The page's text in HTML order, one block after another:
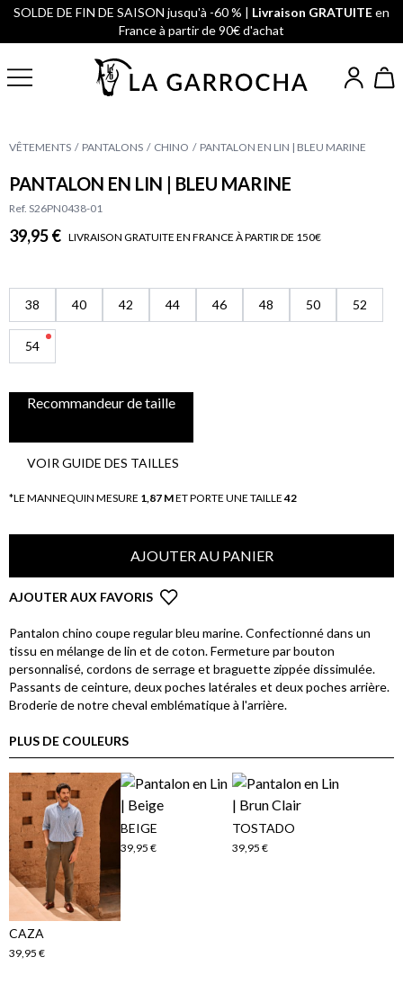
SOLDE DE FIN DE SAISON jusqu'à -60 % | Livraison GRATUITEen
France à partir de 90€ d'achat
VÊTEMENTS PANTALONS CHINO PANTALON EN LIN | BLEU MARINE
PANTALON EN LIN | BLEU MARINE
Ref. S26PN0438-01
39,95 € LIVRAISON GRATUITE EN FRANCE À PARTIR DE 150€
38 40 42 44 46 48 50 52
54
Recommandeur de taille
VOIR GUIDE DES TAILLES
*LE MANNEQUIN MESURE 1,87 MET PORTE UNE TAILLE42
AJOUTER AU PANIER
AJOUTER AUX FAVORIS
Pantalon chino coupe regular bleu marine. Confectionné dans un
tissu en mélange de lin et de coton. Fermeture par bouton
personnalisé, cordons de serrage et braguette zippée dissimulée.
Passants de ceinture, deux poches latérales et deux poches arrière.
Broderie de notre cheval emblématique à l'arrière.
PLUS DE COULEURS
CAZA
39,95 €
BEIGE
39,95 €
TOSTADO
39,95 €